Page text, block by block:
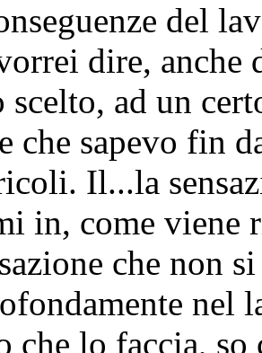
del
dire, anche
scelto, ad un
che sapevo fin
Il...la
in, come viene
che non
nel
che lo faccia,